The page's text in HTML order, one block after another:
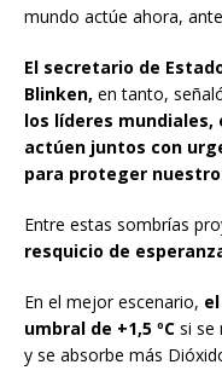
mundo actúe ahora,
El secretario de
Blinken, en tanto,
los líderes
actúen juntos con
para proteger
Entre estas sombrías
resquicio de
En el mejor escenario,
umbral de +1,5 ºC si se
y se absorbe más